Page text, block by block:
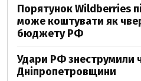
Порятунок Wildberries
може коштувати як
бюджету РФ
Удари РФ знеструмили
Дніпропетровщини